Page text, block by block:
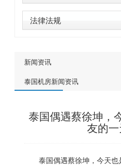
法律法规
新闻资讯
泰国机房新闻资讯
泰国偶遇蔡徐坤，
友的
泰国偶遇蔡徐坤，今天